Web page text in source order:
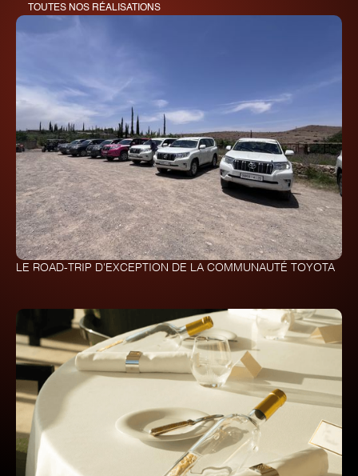
TOUTES NOS RÉALISATIONS
LE ROAD-TRIP D'EXCEPTION DE LA COMMUNAUTÉ TOYOTA